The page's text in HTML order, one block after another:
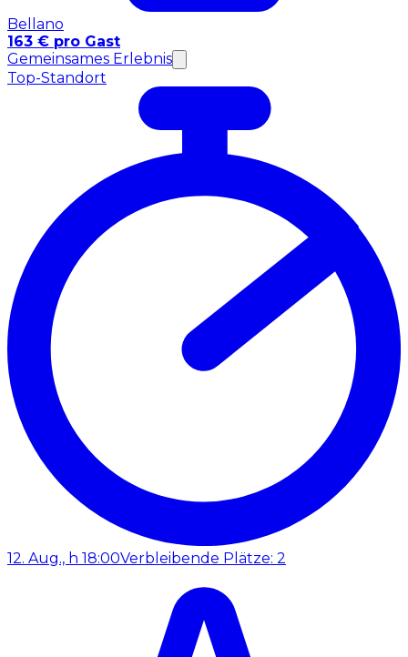
Bellano
163 € pro Gast
Gemeinsames Erlebnis
Top-Standort
12. Aug., h 18:00Verbleibende Plätze: 2